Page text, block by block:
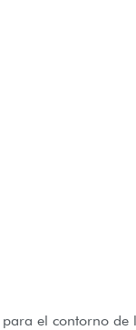
el contorno de